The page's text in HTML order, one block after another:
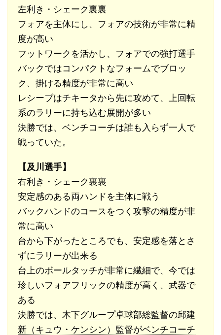
左利き・シェーク裏裏
フォアを主体にし、フォアの技術が非常に精
度が高い
フットワークを活かし、フォアでの強打選手
バックではコンパクトなフォームでブロッ
ク、掛ける精度が非常に高い
レシーブはチキータから先に攻めて、上回転
系のラリーに持ち込む展開が多い
決勝では、ベンチコーチは誰も入らず一人で
戦っていた。
【及川選手】
右利き・シェーク裏裏
安定感のある両ハンドを主体に戦う
バックハンドのコースをつく攻撃の精度が非
常に高い
台から下がったところでも、安定感を落とさ
ずにラリーが出来る
台上のボールタッチが非常に繊細で、今では
珍しいフォアフリックの精度が高く、武器で
ある
決勝では、 木下グループ卓球部総監督の邱建
新（キュウ・ケンシン）監督がベンチコーチ